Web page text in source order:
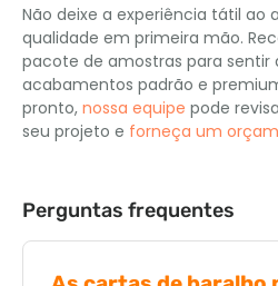
Não deixe a experiência tátil ao
qualidade em primeira mão.
pacote de amostras para sentir
acabamentos padrão e
pronto, nossa equipe pode
seu projeto e forneça um
Perguntas frequentes